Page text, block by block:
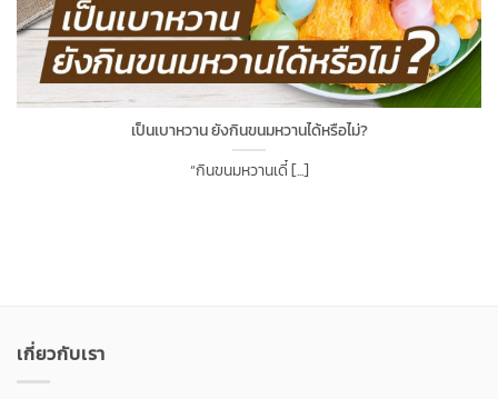
เป็นเบาหวาน ยังกินขนมหวานได้หรือไม่?
“กินขนมหวานเดี๋ [...]
เกี่ยวกับเรา